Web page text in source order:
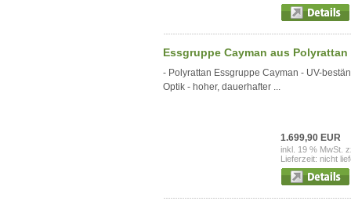
Essgruppe Cayman aus
- Polyrattan Essgruppe Cayman - UV-
Optik - hoher, dauerhafter ...
1.699,90 EUR
inkl. 19 % MwSt.
Lieferzeit: nicht